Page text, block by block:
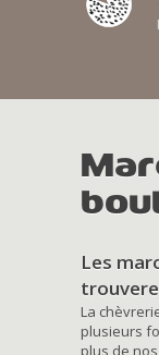
Les
La
plusieurs
plus de